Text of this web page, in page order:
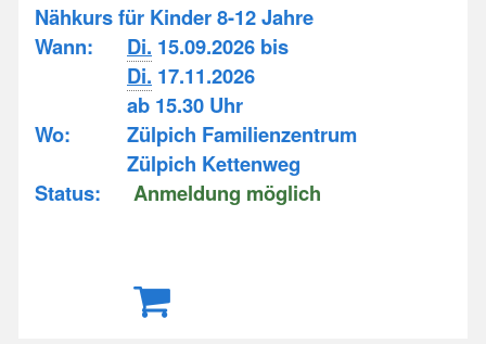
Nähkurs für Kinder 8-12 Jahre
Wann:
Di. 15.09.2026 bis
Di. 17.11.2026
ab 15.30 Uhr
Wo:
Zülpich Familienzentrum
Zülpich Kettenweg
Status:
Anmeldung möglich